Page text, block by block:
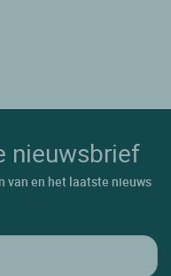
nieuwsbrief
van en het laatste nieuws